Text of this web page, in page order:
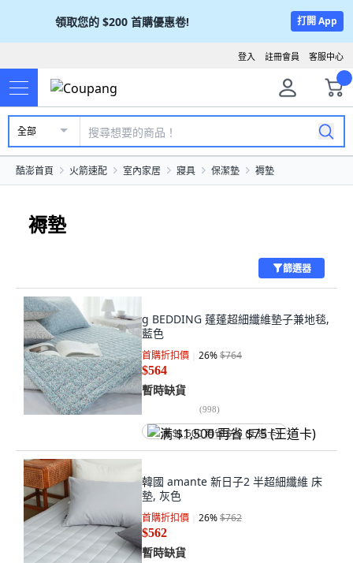
領取您的 $200 首購優惠卷! 打開 App
客服中心
註冊會員
登入
全部
酷澎首頁 火箭速配 室內家居 寢具 保潔墊 褥墊
褥墊
篩選器
g BEDDING 蓬蓬超細纖維墊子兼地毯,
藍色
首購折扣價 26%$764
$564
暫時缺貨
(998)
满 $1,500 再省 $75 (王道卡)
韓國 amante 新日子2 半超細纖維 床
墊, 灰色
首購折扣價 26%$762
$562
暫時缺貨